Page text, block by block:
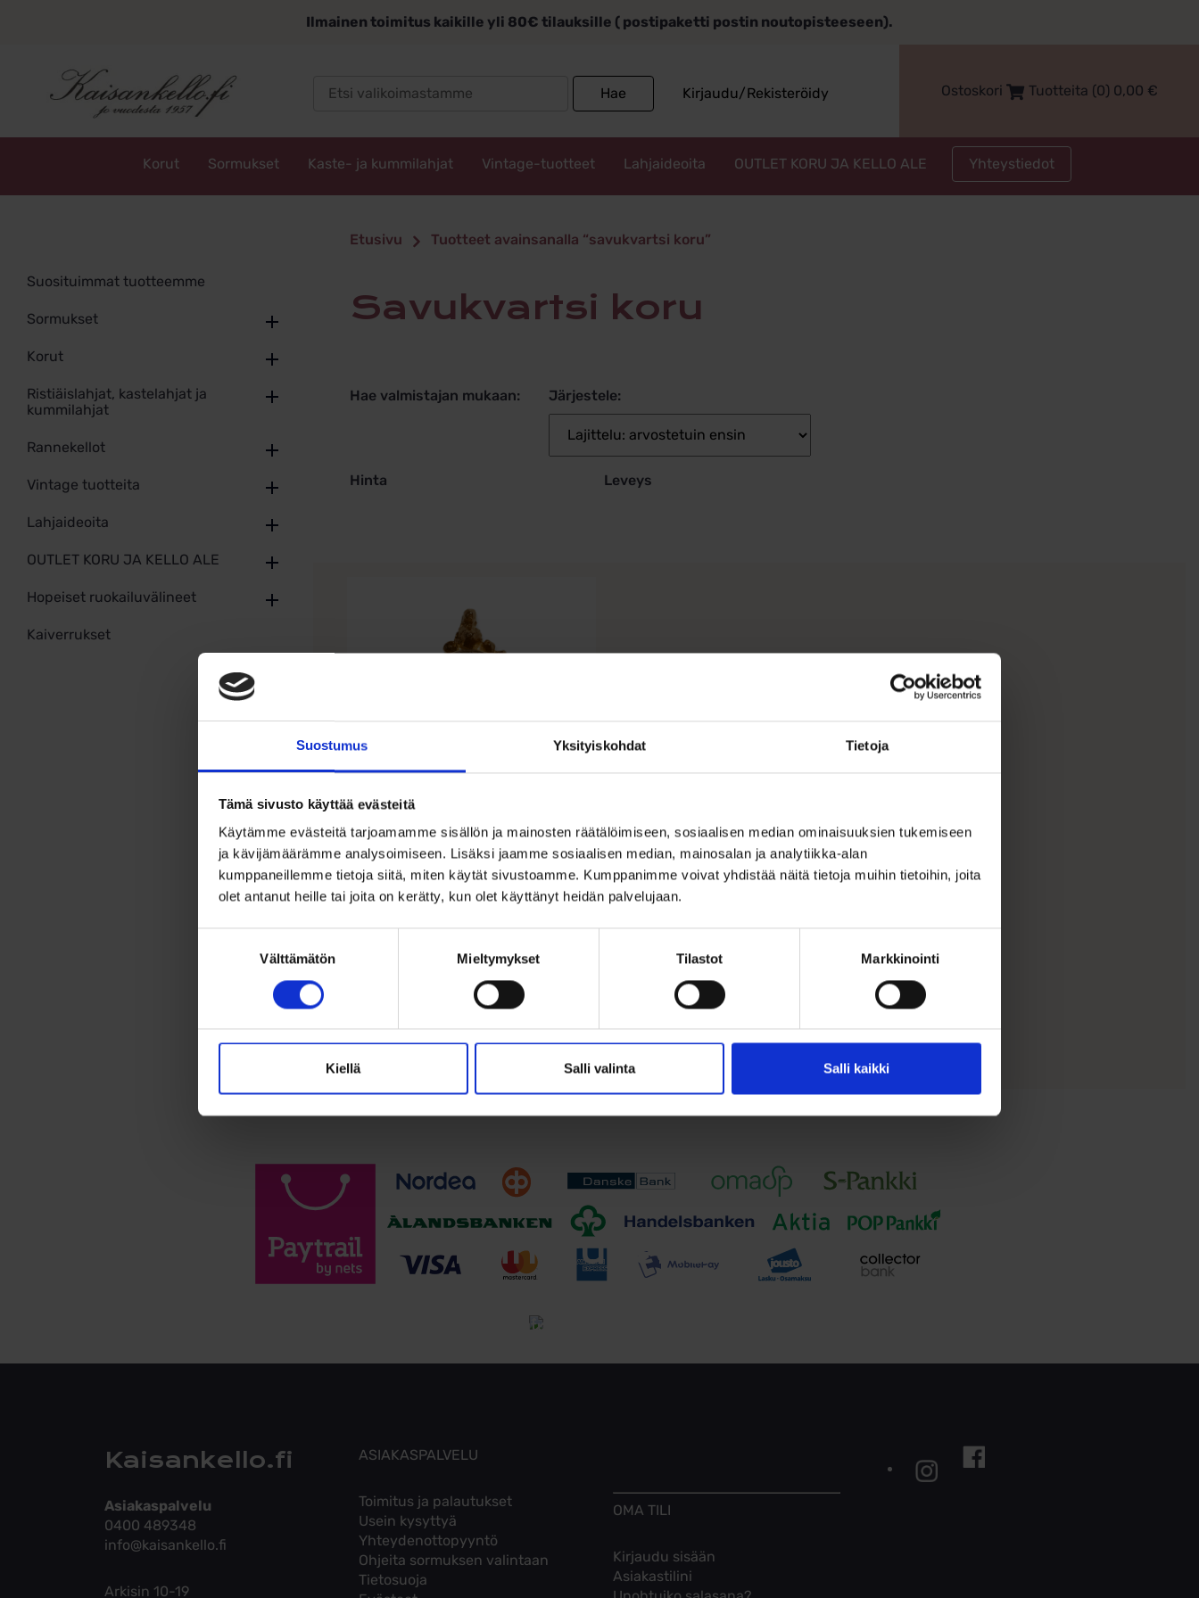
Suostumus Yksityiskohdat Tietoja
Tämä sivusto käyttää evästeitä
Käytämme evästeitä tarjoamamme sisällön ja mainosten räätälöimiseen, sosiaalisen median ominaisuuksien tukemiseen
ja kävijämäärämme analysoimiseen. Lisäksi jaamme sosiaalisen median, mainosalan ja analytiikka-alan
kumppaneillemme tietoja siitä, miten käytät sivustoamme. Kumppanimme voivat yhdistää näitä tietoja muihin tietoihin, joita
olet antanut heille tai joita on kerätty, kun olet käyttänyt heidän palvelujaan.
Välttämätön Mieltymykset Tilastot Markkinointi
Kiellä Salli valinta Salli kaikki
Ilmainen toimitus kaikille yli 80€ tilauksille ( postipaketti postin noutopisteeseen).
Hae Kirjaudu/Rekisteröidy Ostoskori Tuotteita (0) 0,00 €
Korut Sormukset Kaste- ja kummilahjat Vintage-tuotteet Lahjaideoita OUTLET KORU JA KELLO ALE Yhteystiedot
savukvartsi koru
Suosituimmat tuotteemme
Sormukset
Korut
Ristiäislahjat, kastelahjat ja
kummilahjat
Rannekellot
Vintage tuotteita
Lahjaideoita
OUTLET KORU JA KELLO ALE
Hopeiset ruokailuvälineet
Kaiverrukset
Etusivu Tuotteet avainsanalla “savukvartsi koru”
savukvartsi koru
Hae valmistajan mukaan: Järjestele:
Hinta Leveys
riipus isolla savukvartsi
kiv...
1 649,00€
Näyttävä vintage-riipus 14k kultaa
Lisää ostoskoriin
Lisää toivelistalle
Toimitusehdot
Tutustu toimitusehtoihin
Kaisankello.fi
Asiakaspalvelu
0400 489348
info@kaisankello.fi
Arkisin 10-19
ASIAKASPALVELU
Toimitus ja palautukset
Usein kysyttyä
Yhteydenottopyyntö
Ohjeita sormuksen valintaan
Tietosuoja
OMA TILI
Kirjaudu sisään
Asiakastilini